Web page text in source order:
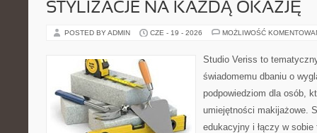
STYLIZACJE NA KAŻDĄ OKAZJĘ
POSTED BY ADMIN CZE - 19 - 2026 MOŻLIWOŚĆ
Studio Veriss to
świadomemu dbaniu o
podpowiedziom dla osób,
umiejętności makijażowe.
edukacyjny i łączy w